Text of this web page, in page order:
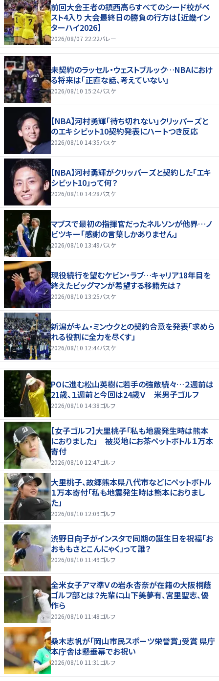
前回大会王者の鎮西高らすべてのシード校がベ
スト4入り 大会最終日の勝負の行方は【近畿イン
ターハイ2026】
2026/08/07 22:22バレー
未契約のラッセル・ウェストブルック…NBAにおけ
る将来は「正直な話、考えていない」
2026/08/10 15:24バスケ
【NBA】河村勇輝「待ち切れない」クリッパーズと
のエキシビット10契約発表にハートつき反応
2026/08/10 14:35バスケ
【NBA】河村勇輝がクリッパーズと契約した「エキ
シビット10」って何？
2026/08/10 14:28バスケ
マブスで最初の指揮官だったネルソンが他界…ノ
ビツキー「感謝の言葉しかありません」
2026/08/10 13:49バスケ
現役続行を望むケビン・ラブ…キャリア18年目を
終えたビッグマンが希望する移籍先は？
2026/08/10 13:25バスケ
新潟がキム・ミンウクとの契約合意を発表「求めら
れる役割に全力を尽くす」
2026/08/10 12:44バスケ
POに進む松山英樹に若手の強敵続々…２週前は
21歳、１週前と今回は24歳Ｖ 米男子ゴルフ
2026/08/10 14:38ゴルフ
【女子ゴルフ】大里桃子「私も地震発生時は熊本
におりました」 被災地にお茶ペットボトル１万本
寄付
2026/08/10 12:47ゴルフ
大里桃子、故郷熊本県八代市などにペットボトル
１万本寄付「私も地震発生時は熊本におりまし
た」
2026/08/10 12:09ゴルフ
渋野日向子がインスタで同期の誕生日を祝福「お
おももさとこんにゃく」って誰？
2026/08/10 11:49ゴルフ
全米女子アマ準Ｖの岩永杏奈が在籍の大阪桐蔭
ゴルフ部とは？先輩に山下美夢有、宮里聖志、優
作ら
2026/08/10 11:48ゴルフ
桑木志帆が「岡山市民スポーツ栄誉賞」受賞 県庁
本庁舎は懸垂幕でお祝い
2026/08/10 11:31 ゴルフ